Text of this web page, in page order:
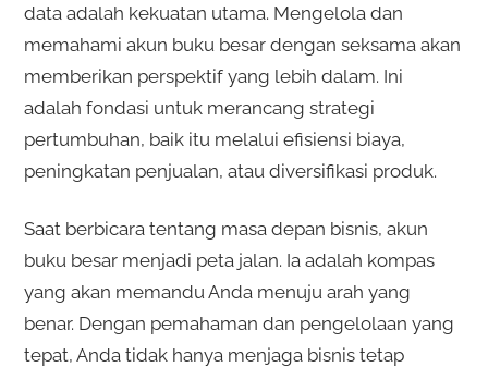
data adalah kekuatan utama. Mengelola dan
memahami akun buku besar dengan seksama akan
memberikan perspektif yang lebih dalam. Ini
adalah fondasi untuk merancang strategi
pertumbuhan, baik itu melalui efisiensi biaya,
peningkatan penjualan, atau diversifikasi produk.
Saat berbicara tentang masa depan bisnis, akun
buku besar menjadi peta jalan. Ia adalah kompas
yang akan memandu Anda menuju arah yang
benar. Dengan pemahaman dan pengelolaan yang
tepat, Anda tidak hanya menjaga bisnis tetap